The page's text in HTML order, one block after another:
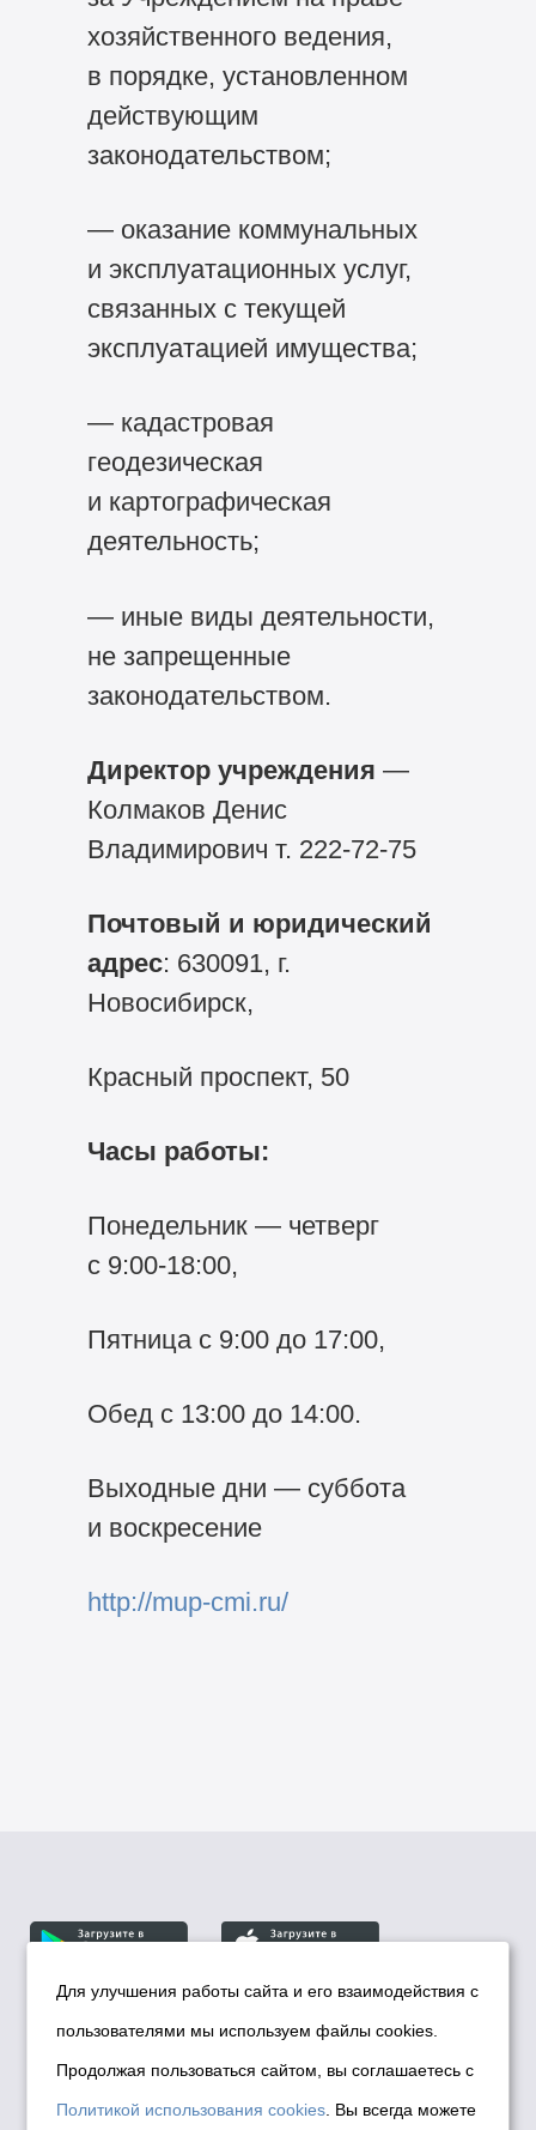
хозяйственного ведения,
в порядке, установленном
действующим
законодательством;
— оказание коммунальных
и эксплуатационных услуг,
связанных c текущей
эксплуатацией имущества;
— кадастровая
геодезическая
и картографическая
деятельность;
— иные виды деятельности,
не запрещенные
законодательством.
Директор учреждения —
Колмаков Денис
Владимирович т. 222-72-75
Почтовый и юридический
адрес: 630091, г.
Новосибирск,
Красный проспект, 50
Часы работы:
Понедельник — четверг
с 9:00-18:00,
Пятница с 9:00 до 17:00,
Обед с 13:00 до 14:00.
Выходные дни — суббота
и воскресение
http://mup-cmi.ru/
© Департамент информационной политики мэрии
города Новосибирска, 2026
Политика использования Cookies
Для улучшения работы сайта и его взаимодействия с
пользователями мы используем файлы cookies.
Продолжая пользоваться сайтом, вы соглашаетесь с
Политикой использования cookies . Вы всегда можете